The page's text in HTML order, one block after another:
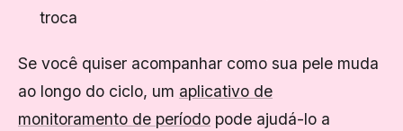
troca
Se você quiser acompanhar como sua pele muda
ao longo do ciclo, um aplicativo de
monitoramento de período pode ajudá-lo a